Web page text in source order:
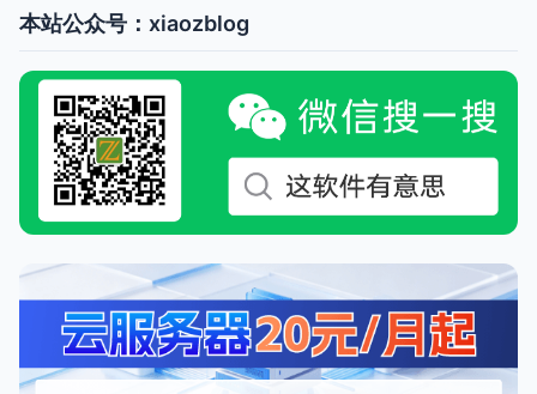
本站公众号：xiaozblog